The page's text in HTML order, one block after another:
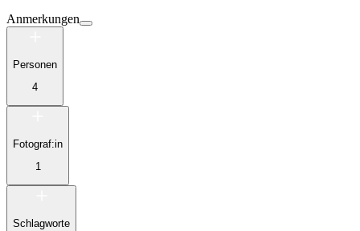
Anmerkungen
Personen
4
Fotograf:in
1
Schlagworte